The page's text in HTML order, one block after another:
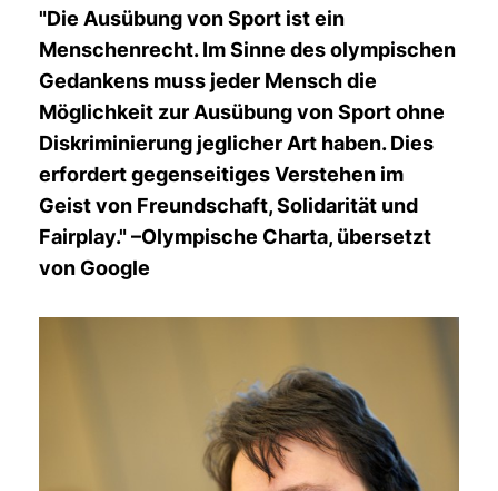
"Die Ausübung von Sport ist ein
Menschenrecht. Im Sinne des olympischen
Gedankens muss jeder Mensch die
Möglichkeit zur Ausübung von Sport ohne
Diskriminierung jeglicher Art haben. Dies
erfordert gegenseitiges Verstehen im
Geist von Freundschaft, Solidarität und
Fairplay." –Olympische Charta, übersetzt
von Google